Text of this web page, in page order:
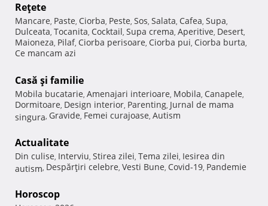
Reţete
Mancare, Paste, Ciorba, Peste, Sos, Salata, Cafea, Supa,
Dulceata, Tocanita, Cocktail, Supa crema, Aperitive, Desert,
Maioneza, Pilaf, Ciorba perisoare, Ciorba pui, Ciorba burta,
Ce mancam azi
Casă şi familie
Mobila bucatarie, Amenajari interioare, Mobila, Canapele,
Dormitoare, Design interior, Parenting, Jurnal de mama
singura, Gravide, Femei curajoase, Autism
Actualitate
Din culise, Interviu, Stirea zilei, Tema zilei, Iesirea din
autism, Despărţiri celebre, Vesti Bune, Covid-19, Pandemie
Horoscop